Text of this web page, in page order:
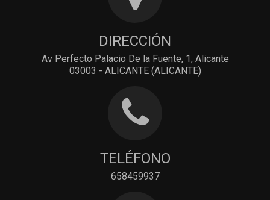
DIRECCIÓN
Av Perfecto Palacio De la Fuente, 1, Alicante
03003 - ALICANTE (ALICANTE)
TELÉFONO
658459937